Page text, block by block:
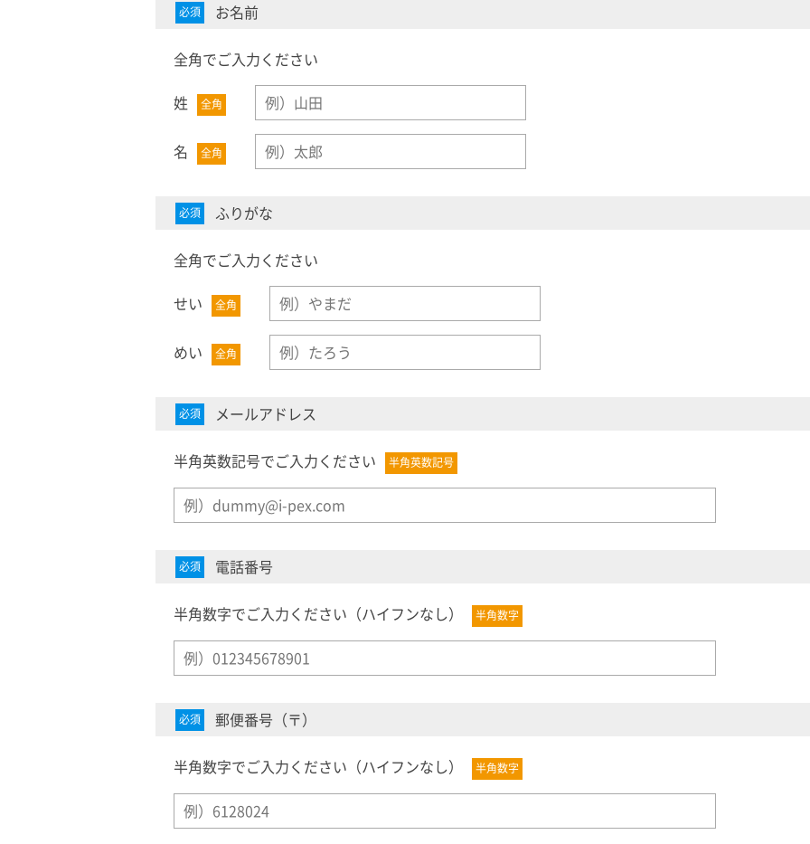
必須 お名前
全角でご入力ください
姓
全角
名 全角
必須 ふりがな
全角でご入力ください
せい
全角
めい 全角
必須 メールアドレス
半角英数記号でご入力ください 半角英数記号
必須 電話番号
半角数字でご入力ください（ハイフンなし） 半角数字
必須 郵便番号（〒）
半角数字でご入力ください（ハイフンなし） 半角数字